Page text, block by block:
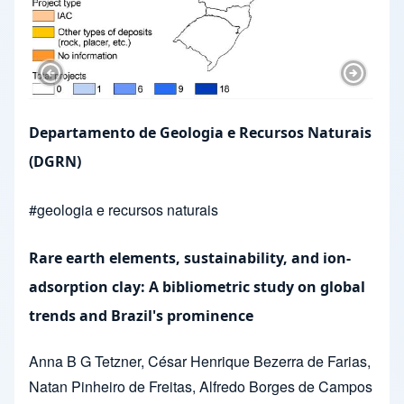
Departamento de Geologia e Recursos Naturais
(DGRN)
#geologia e recursos naturais
Rare earth elements, sustainability, and ion-
adsorption clay: A bibliometric study on global
trends and Brazil's prominence
Anna B G Tetzner, César Henrique Bezerra de Farias,
Natan Pinheiro de Freitas, Alfredo Borges de Campos
Previous Slide Next